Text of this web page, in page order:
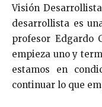
Visión
desarrollista es
profesor Edgardo
empieza uno y
estamos en
continuar lo que